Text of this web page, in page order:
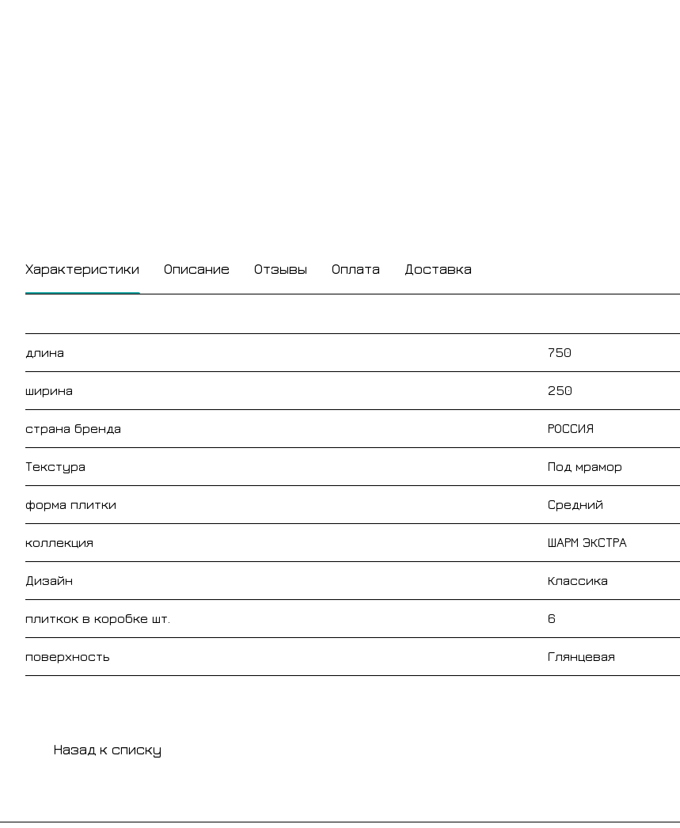
Характеристики Описание Отзывы Оплата Доставка
длина 750
ширина 250
страна бренда РОССИЯ
Текстура Под мрамор
форма плитки Средний
коллекция ШАРМ ЭКСТРА
Дизайн Классика
плиткок в коробке шт. 6
поверхность Глянцевая
Назад к списку